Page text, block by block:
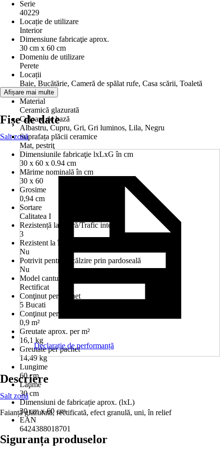
Serie
40229
Locație de utilizare
Interior
Dimensiune fabricaţie aprox.
30 cm x 60 cm
Domeniu de utilizare
Perete
Locații
Baie, Bucătărie, Cameră de spălat rufe, Casa scării, Toaletă
oaspeți
Material
Ceramică glazurată
Culoare de bază
Albastru, Cupru, Gri, Gri luminos, Lila, Negru
Suprafața plăcii ceramice
Mat, pestriţ
Dimensiunile fabricaţie lxLxG în cm
30 x 60 x 0.94 cm
Mărime nominală în cm
30 x 60
Grosime
0,94 cm
Sortare
Calitatea I
Rezistență la uzură/Trafic intens
3
Rezistent la îngheţ
Nu
Potrivit pentru încălzire prin pardoseală
Nu
Model canturi
Rectificat
Conţinut per pachet
5 Bucati
Conţinut per pachet pentru
0,9 m²
Greutate aprox. per m²
16,1 kg
Greutate per pachet
14,49 kg
Lungime
60 cm
Lăţime
30 cm
Dimensiuni de fabricație aprox. (lxL)
30 cm x 60 cm
EAN
6424388018701
Afișare mai multe
Fișe de date
Salt zonă
Declarație de performanță
Descriere
Salt zonă
Faianță glazurată, rectificată, efect granulă, uni, în relief
Siguranța produselor